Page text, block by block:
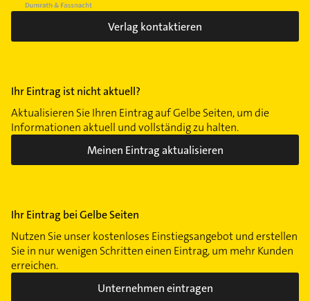
Verlag kontaktieren
Ihr Eintrag ist nicht aktuell?
Aktualisieren Sie Ihren Eintrag auf Gelbe Seiten, um die
Informationen aktuell und vollständig zu halten.
Meinen Eintrag aktualisieren
Ihr Eintrag bei Gelbe Seiten
Nutzen Sie unser kostenloses Einstiegsangebot und erstellen
Sie in nur wenigen Schritten einen Eintrag, um mehr Kunden
erreichen.
Unternehmen eintragen